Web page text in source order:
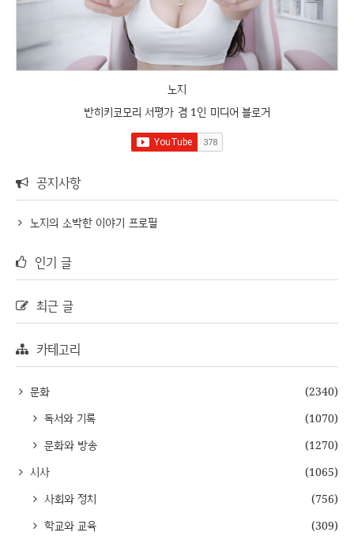
노지
반히키코모리 서평가 겸 1인 미디어 블로거
공지사항
노지의 소박한 이야기 프로필
인기 글
최근 글
카테고리
문화
(2340)
독서와 기록
(1070)
문화와 방송
(1270)
시사
(1065)
사회와 정치
(756)
학교와 교육
(309)